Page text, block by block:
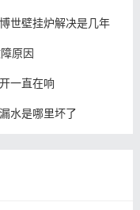
世壁挂炉解决是几年
原因
一直在响
水是哪里坏了